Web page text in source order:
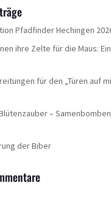
Pfadfinder Hechingen
ihre Zelte für die Maus:
für den „Türen auf
–
der Biber